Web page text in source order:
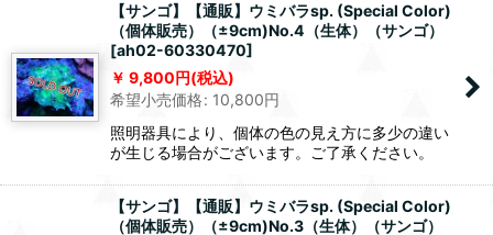
【サンゴ】【通販】ウミバラsp. (Special Color)
（個体販売）（±9cm)No.4（生体）（サンゴ）
[ah02-60330470]
9,800円(税込)
希望小売価格: 10,800円
照明器具により、個体の色の見え方に多少の違い
が生じる場合がございます。ご了承ください。
【サンゴ】【通販】ウミバラsp. (Special Color)
（個体販売）（±9cm)No.3（生体）（サンゴ）